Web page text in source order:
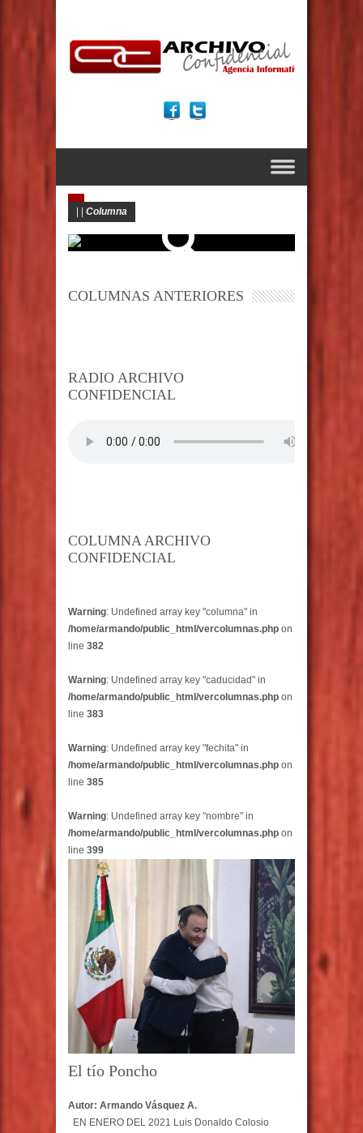
Columna
COLUMNAS ANTERIORES
RADIO ARCHIVO
CONFIDENCIAL
COLUMNA ARCHIVO
CONFIDENCIAL
Warning: Undefined array key "columna" in
/home/armando/public_html/vercolumnas.php on
line 382
Warning: Undefined array key "caducidad" in
/home/armando/public_html/vercolumnas.php on
line 383
Warning: Undefined array key "fechita" in
/home/armando/public_html/vercolumnas.php on
line 385
Warning: Undefined array key "nombre" in
/home/armando/public_html/vercolumnas.php on
line 399
El tío Poncho
Autor: Armando Vásquez A.
EN ENERO DEL 2021 Luis Donaldo Colosio